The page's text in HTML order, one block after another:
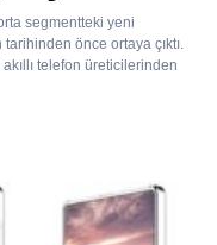
segmentteki yeni
önce ortaya çıktı.
telefon üreticilerinden